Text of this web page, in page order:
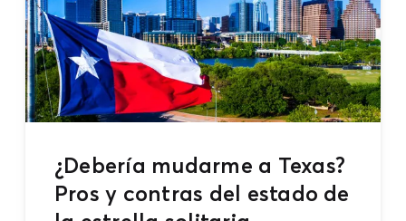
¿Debería mudarme a Texas?
Pros y contras del estado de